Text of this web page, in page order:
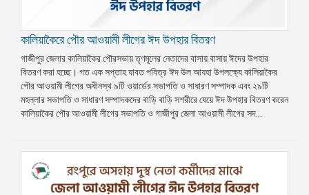
কালিয়াকৈরে পৌর আওয়ামী লীগের ঈদ উপহার বিতরণ
গাজীপুর জেলার কালিয়াকৈর পৌরসভায় তৃণমূলের নেতাদের বাসায় বাসায় ঈদের উপহার
বিতরণ করা হচ্ছে। গত এক সপ্তাহ যাবত পবিত্র ঈদ উল আযহা উপলক্ষ্যে কালিয়াকৈর
পৌর আওয়ামী লীগের অধীনস্থ ৯টি ওয়ার্ডের সভাপতি ও সাধারণ সম্পাদক এবং ২৯টি
মহল্লার সভাপতি ও সাধারণ সম্পাদকদের বাড়ি বাড়ি সশরীরে যেয়ে ঈদ উপহার বিতরণ করেন
কালিয়াকৈর পৌর আওয়ামী লীগের সভাপতি ও গাজীপুর জেলা আওয়ামী লীগের সদ...